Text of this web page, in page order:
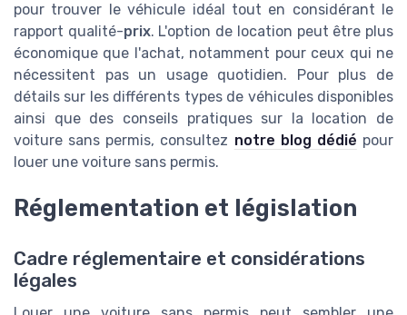
pour trouver le véhicule idéal tout en considérant le
rapport qualité-prix. L'option de location peut être plus
économique que l'achat, notamment pour ceux qui ne
nécessitent pas un usage quotidien. Pour plus de
détails sur les différents types de véhicules disponibles
ainsi que des conseils pratiques sur la location de
voiture sans permis, consultez notre blog dédié pour
louer une voiture sans permis.
Réglementation et législation
Cadre réglementaire et considérations
légales